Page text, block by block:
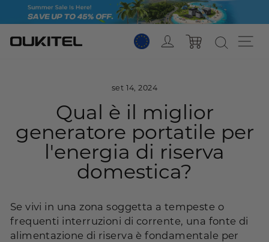
al
contenuto
LoginCarrello
set 14, 2024
Qual è il miglior
generatore portatile per
l'energia di riserva
domestica?
Se vivi in ​​una zona soggetta a tempeste o
frequenti interruzioni di corrente, una fonte di
alimentazione di riserva è fondamentale per